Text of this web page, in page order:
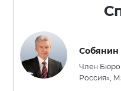
Собянин
Член Бюро
Россия»,